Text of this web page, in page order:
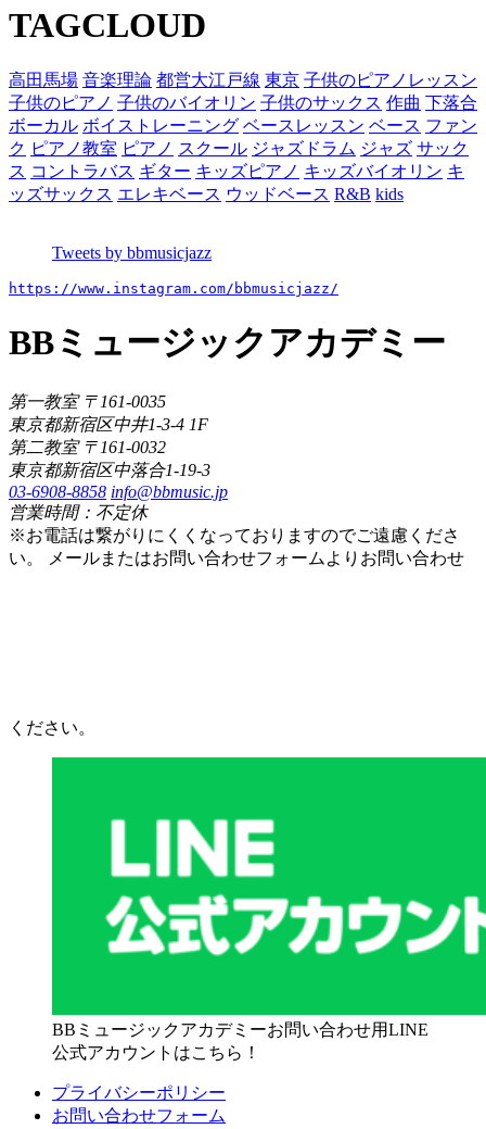
TAGCLOUD
高田馬場 音楽理論 都営大江戸線 東京 子供のピアノレッスン
子供のピアノ 子供のバイオリン 子供のサックス 作曲 下落合
ボーカル ボイストレーニング ベースレッスン ベース ファン
ク ピアノ教室 ピアノ スクール ジャズドラム ジャズ サック
ス コントラバス ギター キッズピアノ キッズバイオリン キ
ッズサックス エレキベース ウッドベース R&B kids
Tweets by bbmusicjazz
https://www.instagram.com/bbmusicjazz/
BBミュージックアカデミー
第一教室 〒161-0035
東京都新宿区中井1-3-4 1F
第二教室 〒161-0032
東京都新宿区中落合1-19-3
03-6908-8858 info@bbmusic.jp
営業時間：不定休
※お電話は繋がりにくくなっておりますのでご遠慮くださ
い。 メールまたはお問い合わせフォームよりお問い合わせ
ください。
BBミュージックアカデミーお問い合わせ用LINE
公式アカウントはこちら！
プライバシーポリシー
お問い合わせフォーム